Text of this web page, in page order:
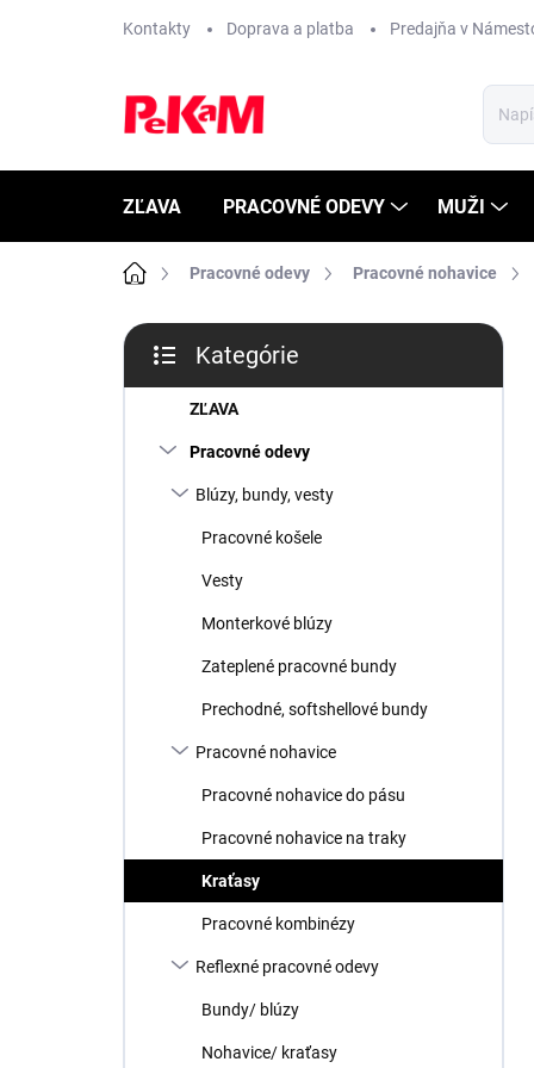
Kontakty Doprava a platba Predajňa v
ZĽAVA PRACOVNÉ ODEVY MUŽI
DomovPracovné odevy Pracovné nohavice
B
č
kategórie
Kategórie
ZĽAVA
Pracovné odevy
Blúzy, bundy, vesty
Pracovné košele
Vesty
Monterkové blúzy
Zateplené pracovné bundy
Prechodné, softshellové bundy
Pracovné nohavice
Pracovné nohavice do pásu
Pracovné nohavice na traky
Kraťasy
Pracovné kombinézy
Reflexné pracovné odevy
Bundy/ blúzy
Nohavice/ kraťasy